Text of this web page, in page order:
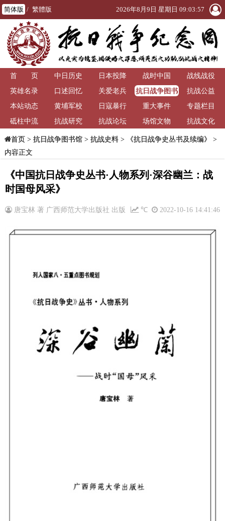
简体版 / 繁體版 2026年8月9日 星期日 09:03:57
首 页 中日历史 日本投降 战时中国
战线战役
英雄名录
口述回忆 关爱老兵
抗日战争图书
馆
抗战公益
本站动态
黄埔军校 日寇暴行 重大事件
专题栏目
砥柱中流
抗战研究 抗战论坛 场馆文物 抗战文化
首页> 抗日战争图书馆> 抗战史料> 《抗日战争史丛书及续编》
>
内容正文
《中国抗日战争史丛书·人物系列·深谷幽兰：战
时国母风采》
唐宝林 著 广西师范大学出版社 出版 2022-10-16 14:41:46
℃